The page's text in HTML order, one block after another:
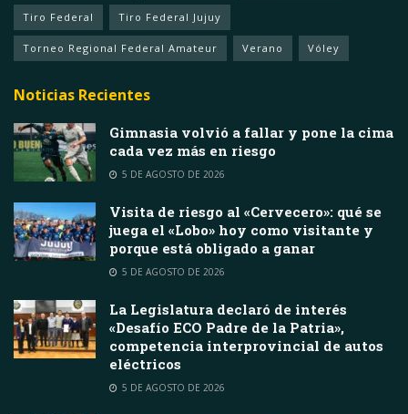
Tiro Federal Tiro Federal Jujuy
Torneo Regional Federal Amateur Verano Vóley
Noticias Recientes
Gimnasia volvió a fallar y pone la cima
cada vez más en riesgo
5 DE AGOSTO DE 2026
Visita de riesgo al «Cervecero»: qué se
juega el «Lobo» hoy como visitante y
porque está obligado a ganar
5 DE AGOSTO DE 2026
La Legislatura declaró de interés
«Desafío ECO Padre de la Patria»,
competencia interprovincial de autos
eléctricos
5 DE AGOSTO DE 2026